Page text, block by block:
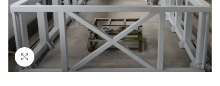
Нажмите, чтобы увеличить